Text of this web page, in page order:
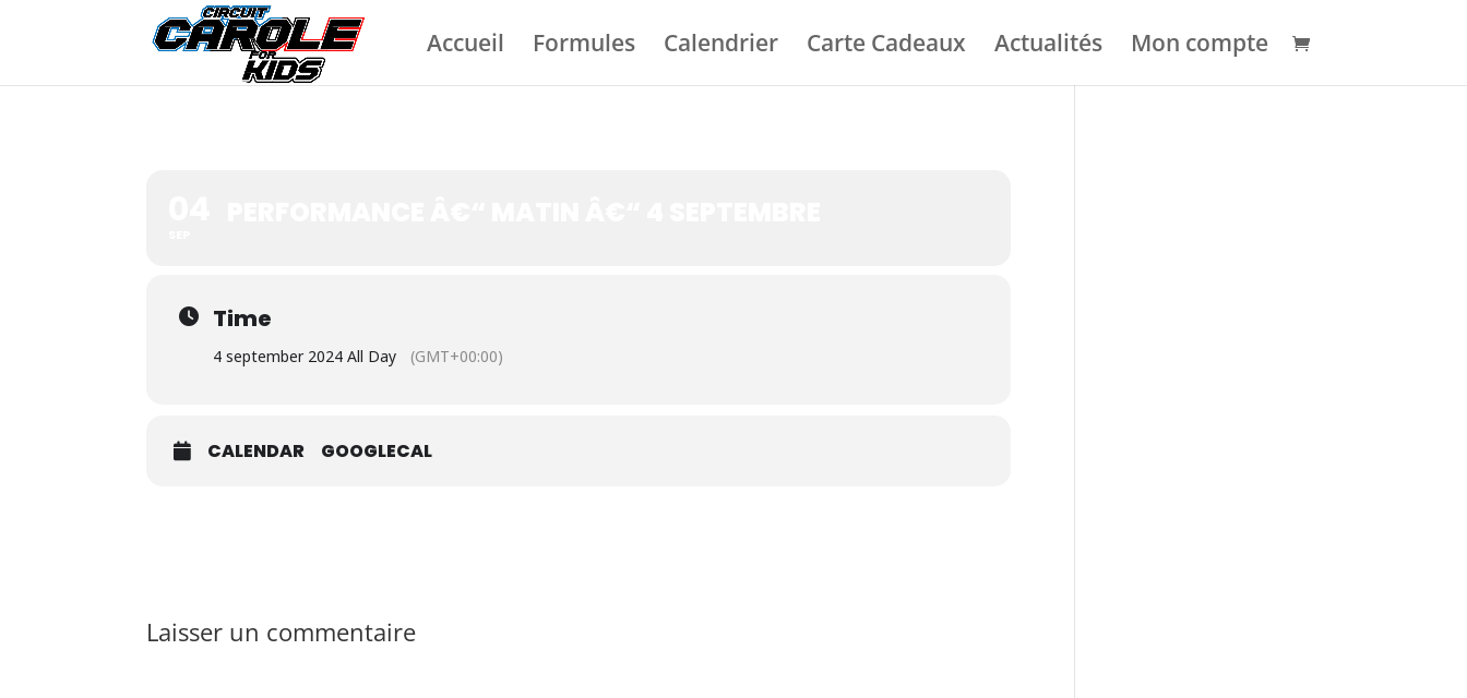
Accueil Formules Calendrier Carte Cadeaux Actualités Mon compte
Time
4 september 2024 All Day (GMT+00:00)
CALENDAR GOOGLECAL
Laisser un commentaire